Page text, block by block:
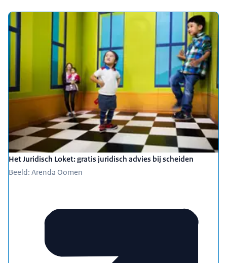
Het Juridisch Loket: gratis juridisch advies bij scheiden
Beeld: Arenda Oomen